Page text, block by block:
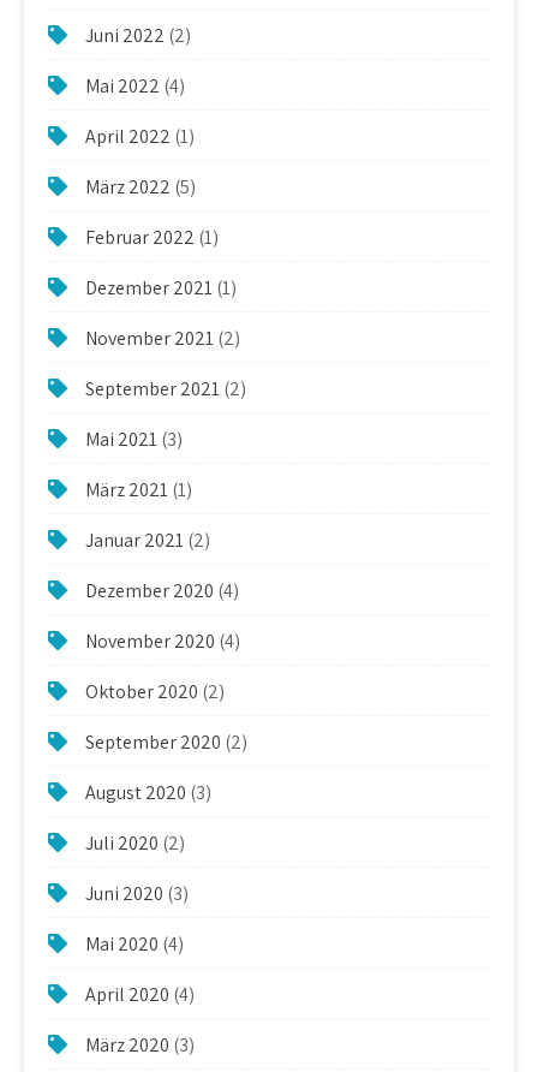
Juni 2022 (2)
Mai 2022 (4)
April 2022 (1)
März 2022 (5)
Februar 2022 (1)
Dezember 2021(1)
November 2021(2)
September 2021(2)
Mai 2021(3)
März 2021(1)
Januar 2021(2)
Dezember 2020 (4)
November 2020 (4)
Oktober 2020 (2)
September 2020 (2)
August 2020 (3)
Juli 2020 (2)
Juni 2020 (3)
Mai 2020 (4)
April 2020 (4)
März 2020 (3)